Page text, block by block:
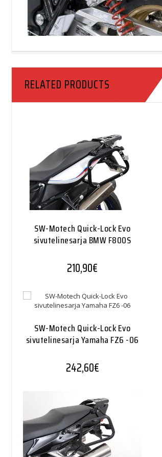
RELATED PRODUCTS
SW-Motech Quick-Lock Evo
sivutelinesarja BMW F800S
210,90€
SW-Motech Quick-Lock Evo
sivutelinesarja Yamaha FZ6 -06
242,60€